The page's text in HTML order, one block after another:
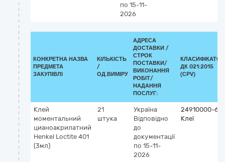
по 15-11-
2026
КОНКРЕТНА НАЗВА
ПРЕДМЕТА
ЗАКУПІВЛІ
КІЛЬКІСТЬ
/
ОД.ВИМІРУ
АДРЕСА
ДОСТАВКИ /
СТРОК
ПОСТАВКИ/
ВИКОНАННЯ
РОБІТ/
НАДАННЯ
ПОСЛУГ:
КЛАСИФІКАТОР
ДК 021:2015
(CPV)
Клей
моментальний
цианоакрилатний
Henkel Loctite 401
(3мл)
21
штука
Україна
Відповідно
до
документації
по 15-11-
2026
24910000-6
Клеї